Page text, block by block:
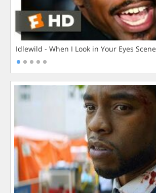
Idlewild - When I Look in Your Eyes Scene